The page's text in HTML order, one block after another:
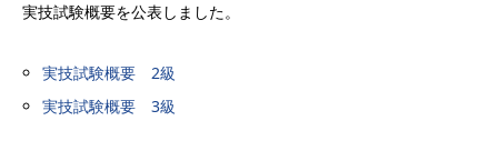
実技試験概要を公表しました。
実技試験概要 2級
実技試験概要 3級